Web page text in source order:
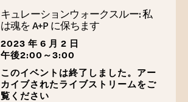
キュレーションウォークスルー: 私
は魂を A+P に保ちます
2023 年 6 月 2 日
午後2:00～3:00
このイベントは終了しました。アー
カイブされたライブストリームをご
覧ください